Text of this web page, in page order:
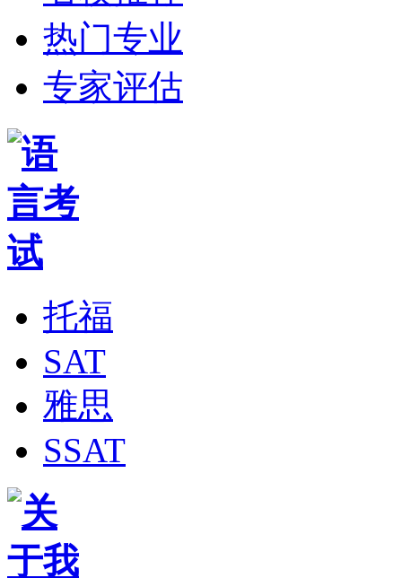
热门专业
专家评估
托福
SAT
雅思
SSAT